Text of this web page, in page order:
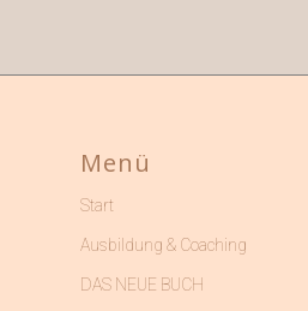
Menü
Start
Ausbildung & Coaching
DAS NEUE BUCH